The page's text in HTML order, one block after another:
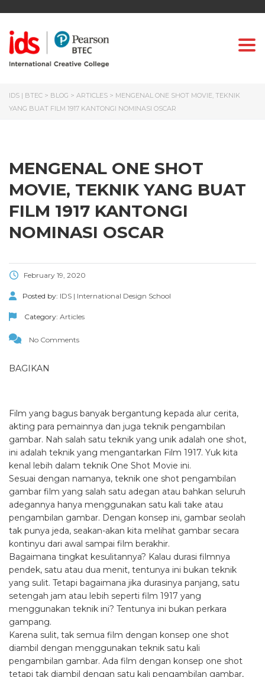
IDS | BTEC > BLOG > ARTICLES > MENGENAL ONE SHOT MOVIE, TEKNIK
YANG BUAT FILM 1917 KANTONGI NOMINASI OSCAR
MENGENAL ONE SHOT
MOVIE, TEKNIK YANG BUAT
FILM 1917 KANTONGI
NOMINASI OSCAR
February 19, 2020
Posted by: IDS | International Design School
Category: Articles
No Comments
BAGIKAN
Film yang bagus banyak bergantung kepada alur cerita,
akting para pemainnya dan juga teknik pengambilan
gambar. Nah salah satu teknik yang unik adalah one shot,
ini adalah teknik yang mengantarkan Film 1917. Yuk kita
kenal lebih dalam teknik One Shot Movie ini.
Sesuai dengan namanya, teknik one shot pengambilan
gambar film yang salah satu adegan atau bahkan seluruh
adegannya hanya menggunakan satu kali take atau
pengambilan gambar. Dengan konsep ini, gambar seolah
tak punya jeda, seakan-akan kita melihat gambar secara
kontinyu dari awal sampai film berakhir.
Bagaimana tingkat kesulitannya? Kalau durasi filmnya
pendek, satu atau dua menit, tentunya ini bukan teknik
yang sulit. Tetapi bagaimana jika durasinya panjang, satu
setengah jam atau lebih seperti film 1917 yang
menggunakan teknik ini? Tentunya ini bukan perkara
gampang.
Karena sulit, tak semua film dengan konsep one shot
diambil dengan menggunakan teknik satu kali
pengambilan gambar. Ada film dengan konsep one shot
tetapi tak diambil dengan satu kali pengambilan gambar,